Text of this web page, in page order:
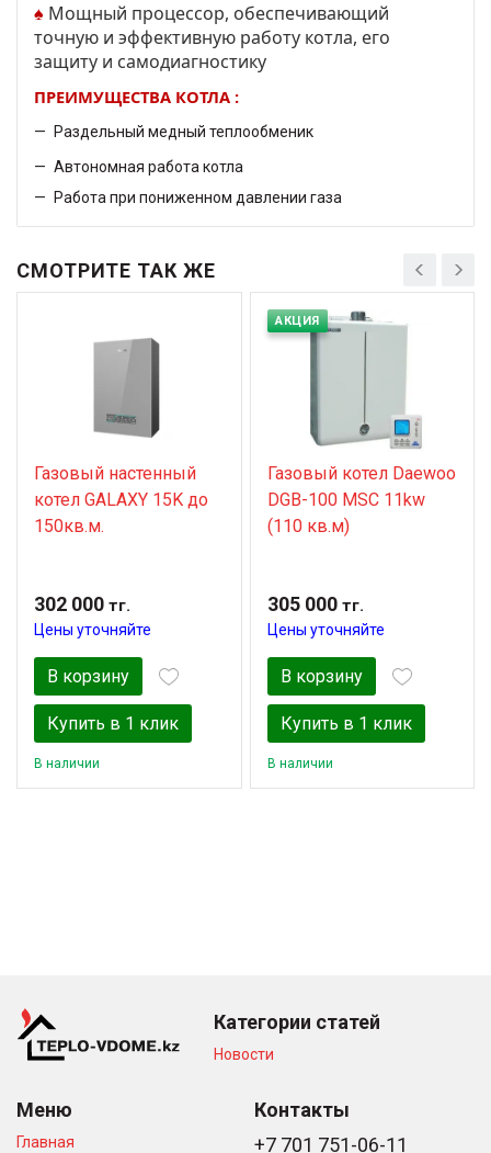
♠ Мощный процессор, обеспечивающий
точную и эффективную работу котла, его
защиту и самодиагностику
ПРЕИМУЩЕСТВА КОТЛА :
Раздельный медный теплообменик
Автономная работа котла
Работа при пониженном давлении газа
СМОТРИТЕ ТАК ЖЕ
Газовый настенный
котел GALAXY 15K до
150кв.м.
302 000 тг.
Цены уточняйте
В корзину
Купить в 1 клик
В наличии
АКЦИЯ
Газовый котел Daewoo
DGB-100 MSC 11kw
(110 кв.м)
305 000тг.
Цены уточняйте
В корзину
Купить в 1 клик
В наличии
Категории статей
Новости
Меню
Главная
Контакты
+7 701 751-06-11